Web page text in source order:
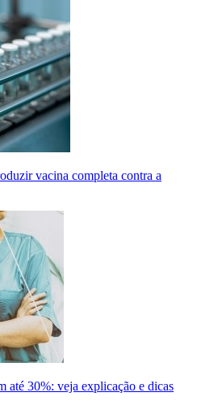
vacina completa contra a
até 30%: veja explicação e dicas